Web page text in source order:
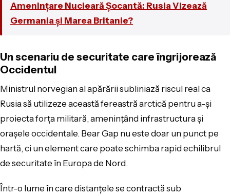
Amenințare Nucleară Șocantă: Rusia Vizează
Germania și Marea Britanie?
Un scenariu de securitate care îngrijorează
Occidentul
Ministrul norvegian al apărării subliniază riscul real ca
Rusia să utilizeze această fereastră arctică pentru a-și
proiecta forța militară, amenințând infrastructura și
orașele occidentale. Bear Gap nu este doar un punct pe
hartă, ci un element care poate schimba rapid echilibrul
de securitate în Europa de Nord.
Într-o lume în care distanțele se contractă sub